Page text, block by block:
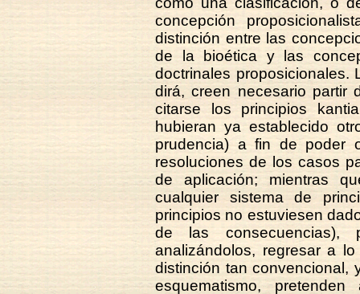
concepción
distinción entre las
de la bioética y las
doctrinales proposicionales.
dirá, creen necesario partir
citarse los principios
hubieran ya establecido
prudencia) a fin de poder
resoluciones de los casos
de aplicación; mientras
cualquier sistema de
principios no estuviesen
de las
analizándolos, regresar a
distinción tan convencional,
esquematismo,